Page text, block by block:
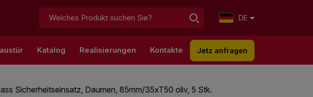
Suchen: DE
Katalog Realisierungen Kontakte Jetz anfragen
Sicherheitseinsatz, Daumen, 85mm/35xT50 oliv, 5 Stk.